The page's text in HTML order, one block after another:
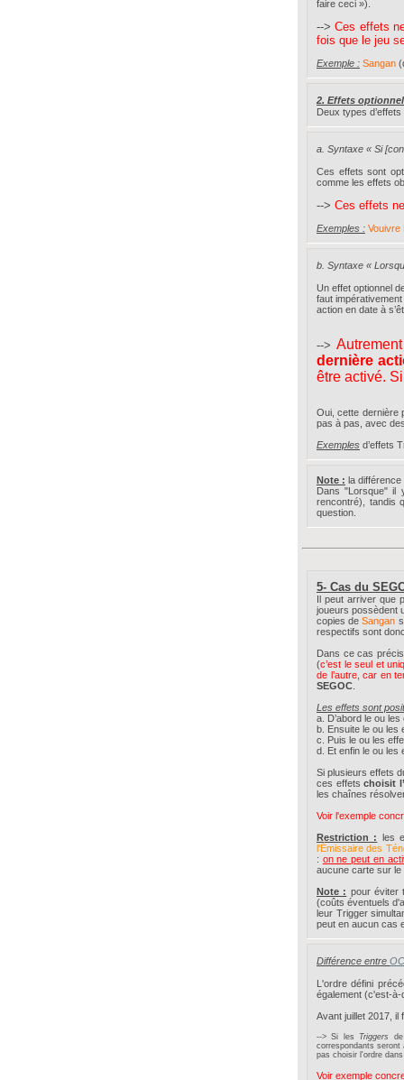
faire ceci »).
-->Ces effets
fois que le jeu
Exemple : Sangan
2. Effets
Deux types
a. Syntaxe « Si
Ces effets sont
comme les effets
--> Ces effets
Exemples : Vouivre
b. Syntaxe «
Un effet optionnel
faut
action en date à
-->
dernière
être activé.
Oui, cette dernière
pas à pas, avec
Exemples d’effets
Note : la
Dans "Lorsque" il
rencontré), tandis
question.
5- Cas du
Il peut arriver que
joueurs possèdent
copies deSangan
respectifs sont
Dans ce cas
(c’est le seul et
de l’autre, car en
SEGOC
Les effets sont
a. D’abord le ou
b. Ensuite le ou les
c. Puis le ou les
d. Et enfin le ou les
Si plusieurs effets
ces effetschoisit
les chaînes
Voir l'exemple
Restriction : les
l'Émissaire des
: on ne peut en
aucune carte sur
Note : pour éviter
(coûts éventuels
leur Trigger
peut en aucun cas
Différence entre
L'ordre défini
également (c'est-
Avant juillet 2017,
--> Si les Triggers
correspondants
pas choisir l'ordre
Voir exemple